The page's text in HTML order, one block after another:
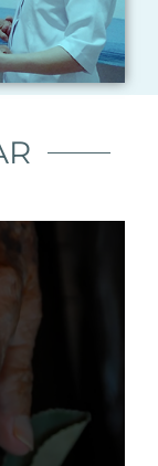
Maria Clara